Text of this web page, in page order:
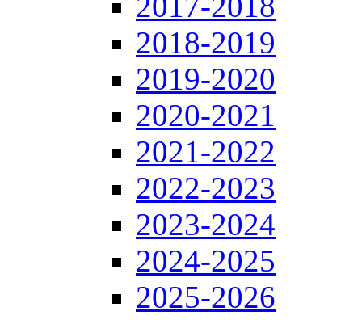
2018-2019
2019-2020
2020-2021
2021-2022
2022-2023
2023-2024
2024-2025
2025-2026